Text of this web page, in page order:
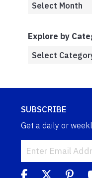
Explore by
SUBSCRIBE
Get a daily or